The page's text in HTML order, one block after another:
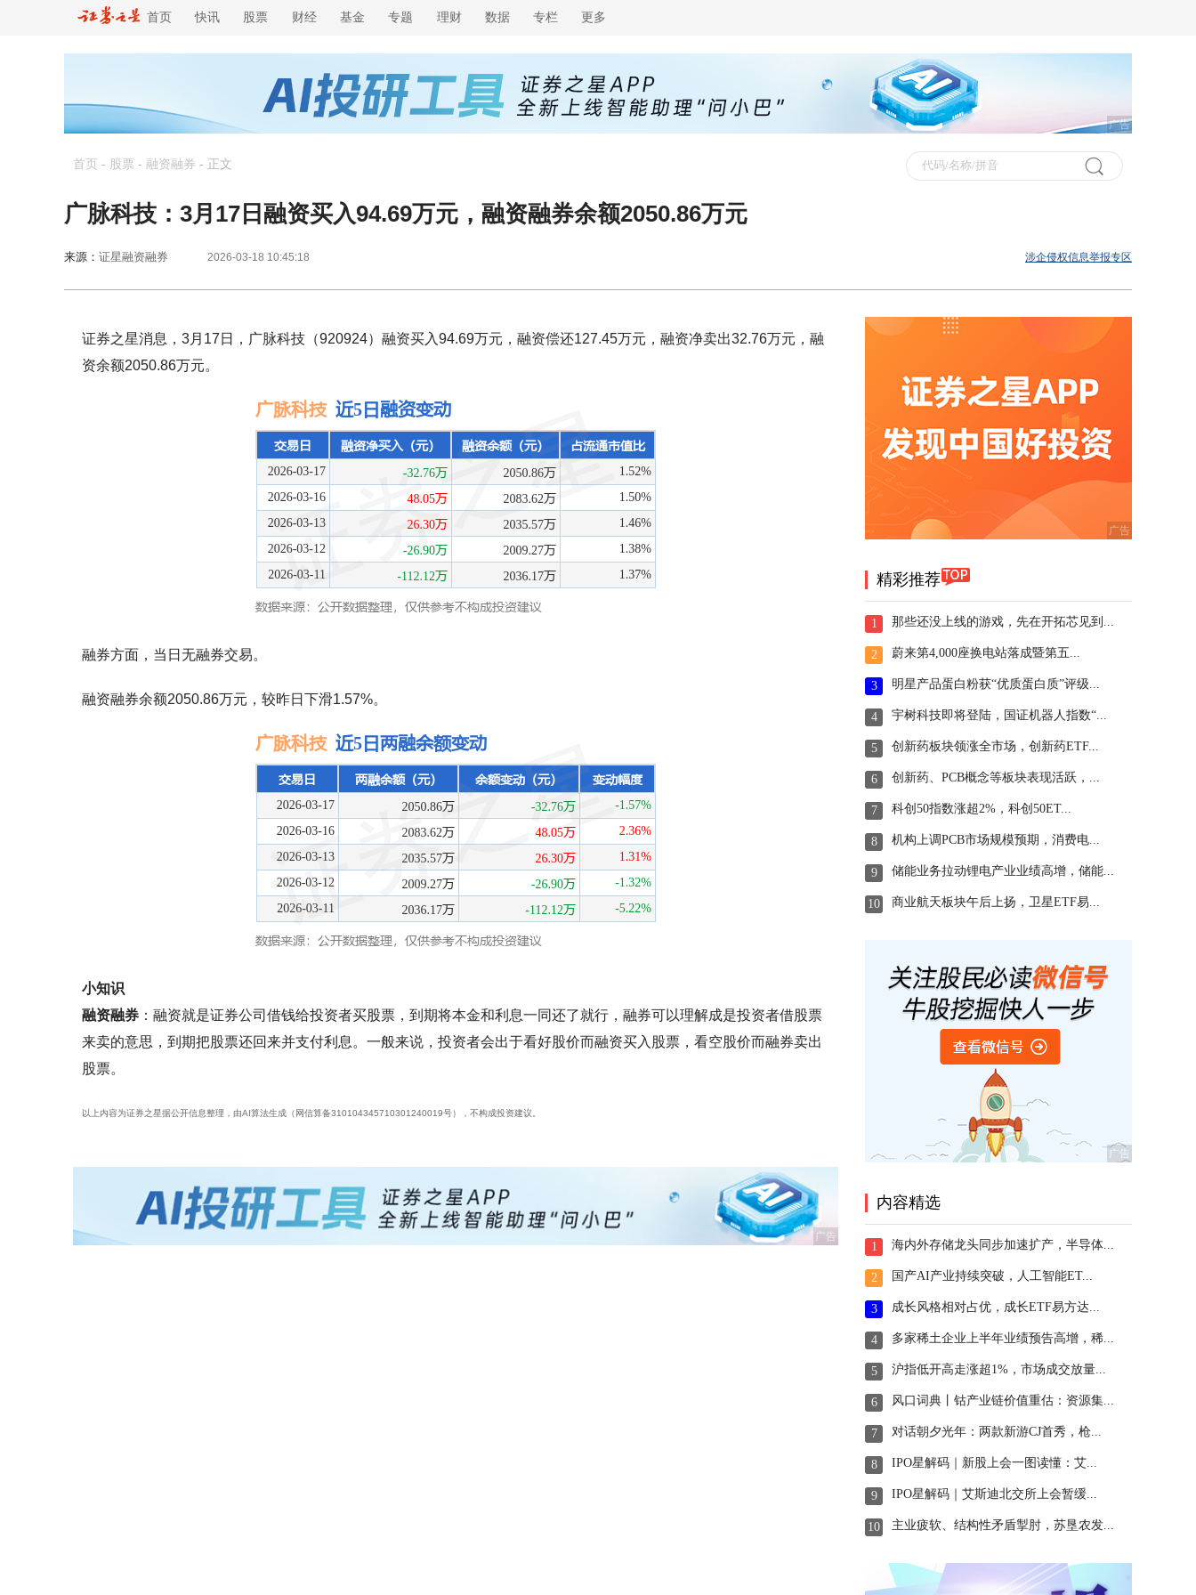
首页 快讯 股票 财经 基金 专题 理财 数据 专栏 更多
广告
首页 - 股票 - 融资融券 - 正文
广脉科技：3月17日融资买入94.69万元，融资融券余额2050.86万元
来源： 证星融资融券 2026-03-18 10:45:18 涉企侵权信息举报专区
证券之星消息，3月17日，广脉科技（920924）融资买入94.69万元，融资偿还127.45万元，融资净卖出32.76万元，融
资余额2050.86万元。
融券方面，当日无融券交易。
融资融券余额2050.86万元，较昨日下滑1.57%。
小知识
融资融券 ：融资就是证券公司借钱给投资者买股票，到期将本金和利息一同还了就行，融券可以理解成是投资者借股票
来卖的意思，到期把股票还回来并支付利息。一般来说，投资者会出于看好股价而融资买入股票，看空股价而融券卖出
股票。
以上内容为证券之星据公开信息整理，由AI算法生成（网信算备310104345710301240019号），不构成投资建议。
广告
精彩推荐
1 那些还没上线的游戏，先在开拓芯见到...
2 蔚来第4,000座换电站落成暨第五...
3 明星产品蛋白粉获“优质蛋白质”评级...
4 宇树科技即将登陆，国证机器人指数“...
5 创新药板块领涨全市场，创新药ETF...
6 创新药、PCB概念等板块表现活跃，...
7 科创50指数涨超2%，科创50ET...
8 机构上调PCB市场规模预期，消费电...
9 储能业务拉动锂电产业业绩高增，储能...
10 商业航天板块午后上扬，卫星ETF易...
内容精选
1 海内外存储龙头同步加速扩产，半导体...
2 国产AI产业持续突破，人工智能ET...
3 成长风格相对占优，成长ETF易方达...
4 多家稀土企业上半年业绩预告高增，稀...
5 沪指低开高走涨超1%，市场成交放量...
6 风口词典丨钴产业链价值重估：资源集...
7 对话朝夕光年：两款新游CJ首秀，枪...
8 IPO星解码｜新股上会一图读懂：艾...
9 IPO星解码｜艾斯迪北交所上会暂缓...
10 主业疲软、结构性矛盾掣肘，苏垦农发...